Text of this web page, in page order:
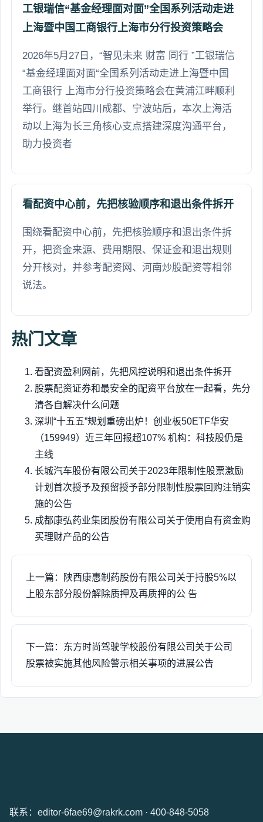
工银瑞信“基金经理面对面”全国系列活动走进
上海暨中国工商银行上海市分行投资策略会
2026年5月27日，“智见未来 财富 同行 ”工银瑞信
“基金经理面对面“全国系列活动走进上海暨中国
工商银行 上海市分行投资策略会在黄浦江畔顺利
举行。继首站四川成都、宁波站后，本次上海活
动以上海为长三角核心支点搭建深度沟通平台，
助力投资者
看配资中心前，先把核验顺序和退出条件拆开
围绕看配资中心前，先把核验顺序和退出条件拆
开，把资金来源、费用期限、保证金和退出规则
分开核对，并参考配资网、河南炒股配资等相邻
说法。
热门文章
看配资盈利网前，先把风控说明和退出条件拆开
股票配资证券和最安全的配资平台放在一起看，先分
清各自解决什么问题
深圳“十五五”规划重磅出炉！创业板50ETF华安
（159949）近三年回报超107% 机构：科技股仍是
主线
长城汽车股份有限公司关于2023年限制性股票激励
计划首次授予及预留授予部分限制性股票回购注销实
施的公告
成都康弘药业集团股份有限公司关于使用自有资金购
买理财产品的公告
上一篇：陕西康惠制药股份有限公司关于持股5%以
上股东部分股份解除质押及再质押的公 告
下一篇：东方时尚驾驶学校股份有限公司关于公司
股票被实施其他风险警示相关事项的进展公告
联系：editor-6fae69@rakrk.com · 400-848-5058